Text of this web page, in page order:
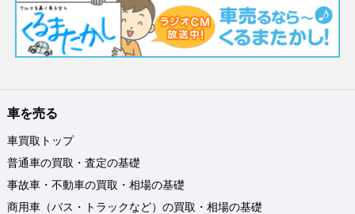
車を売る
車買取トップ
普通車の買取・査定の基礎
事故車・不動車の買取・相場の基礎
商用車（バス・トラックなど）の買取・相場の基礎